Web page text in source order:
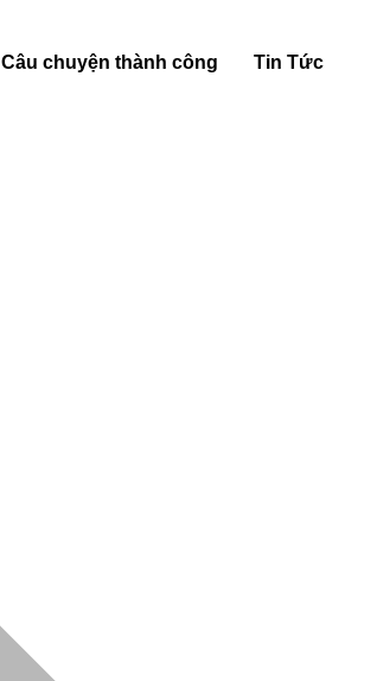
Câu chuyện thành công Tin Tức